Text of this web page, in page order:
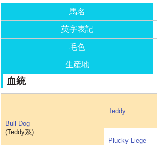
馬名
英字表記
毛色
生産地
血統
Bull Dog
(Teddy系)
Teddy
Plucky Liege